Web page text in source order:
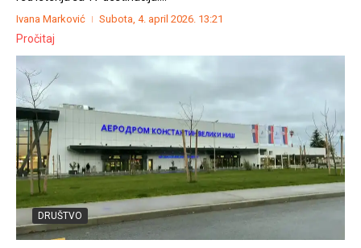
Ivana Marković Subota, 4. april 2026. 13:21
Pročitaj
DRUŠTVO